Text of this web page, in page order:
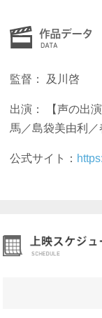
監督： 及川啓
出演： 【声の出
馬／島袋美由利
公式サイト：